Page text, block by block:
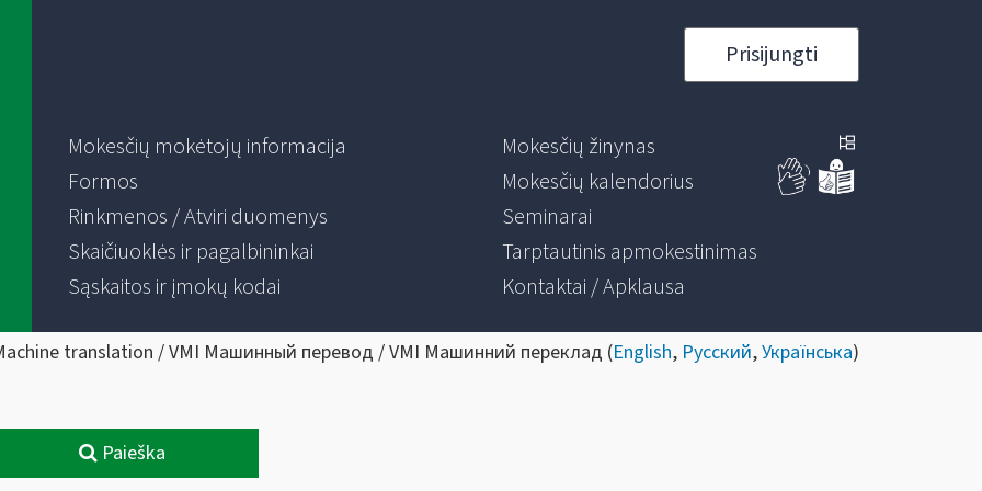
Prisijungti
Mokesčių mokėtojų informacija
Formos
Rinkmenos / Atviri duomenys
Skaičiuoklės ir pagalbininkai
Sąskaitos ir įmokų kodai
Mokesčių žinynas
Mokesčių kalendorius
Seminarai
Tarptautinis apmokestinimas
Kontaktai / Apklausa
translation / VMI Машинный перевод / VMI Машинний переклад (English, Русский,Українська)
Paieška